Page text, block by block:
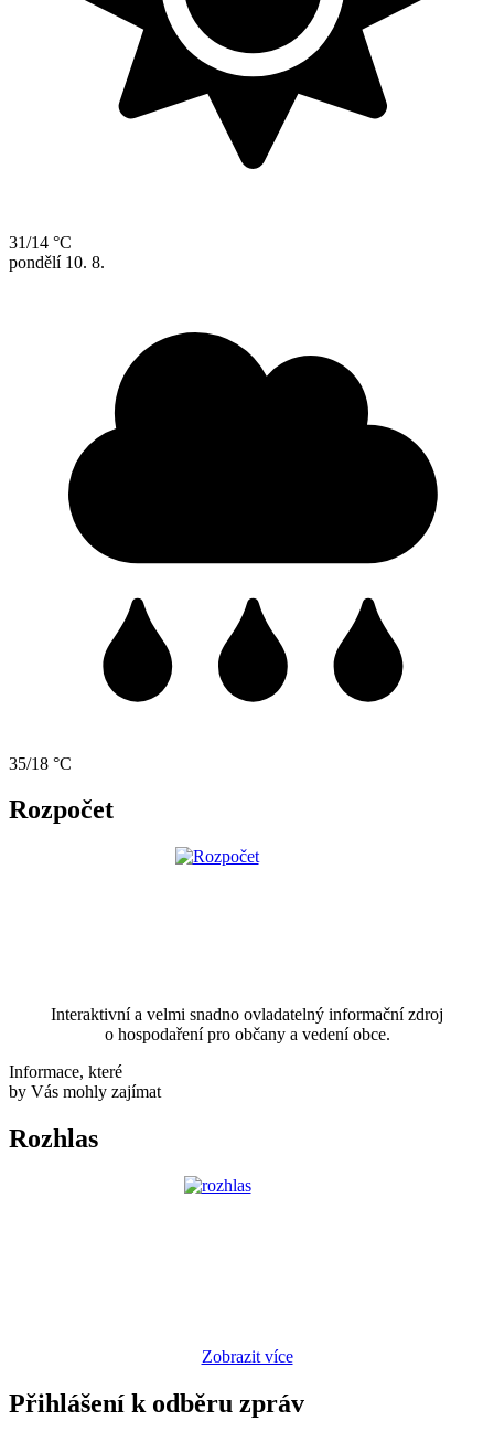
31/14 °C
pondělí 10. 8.
35/18 °C
Rozpočet
Interaktivní a velmi snadno ovladatelný informační zdroj
o hospodaření pro občany a vedení obce.
Informace, které
by Vás mohly zajímat
Rozhlas
Zobrazit více
Přihlášení k odběru zpráv